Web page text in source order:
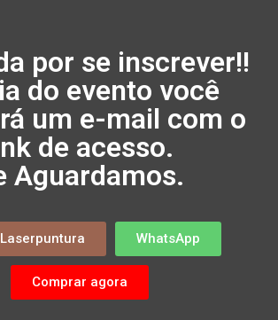
por se inscrever!!
do evento você
um e-mail com o
de acesso.
Aguardamos.
WhatsApp
Comprar agora